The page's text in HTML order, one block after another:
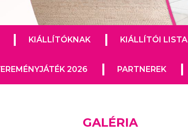
KIÁLLÍTÓKNAK KIÁLLÍTÓI LISTA
2026 PARTNEREK
GALÉRIA